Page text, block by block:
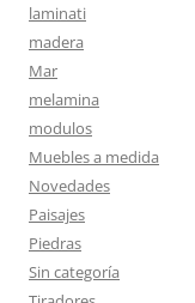
laminati
madera
Mar
melamina
modulos
Muebles a medida
Novedades
Paisajes
Piedras
Sin categoría